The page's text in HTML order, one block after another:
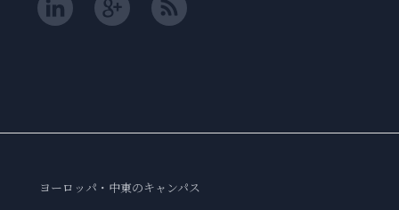
ヨーロッパ・中東のキャンパス